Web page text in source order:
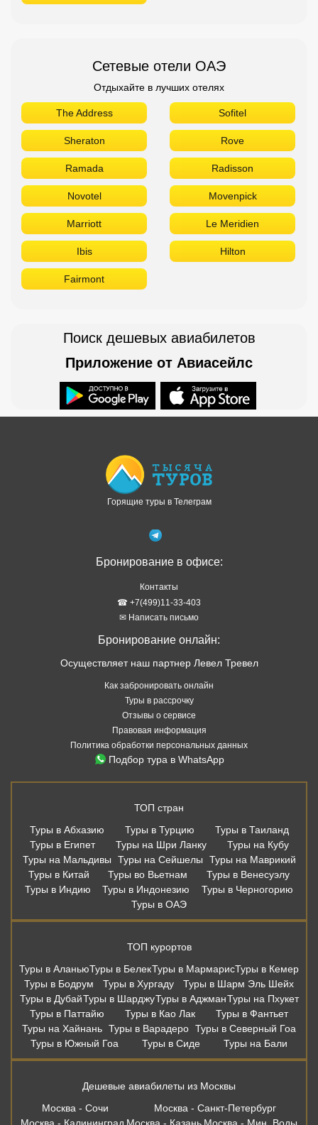
Сетевые отели ОАЭ
Отдыхайте в лучших отелях
The Address Sofitel
Sheraton Rove
Ramada Radisson
Novotel Movenpick
Marriott Le Meridien
Ibis Hilton
Fairmont
Поиск дешевых авиабилетов
Приложение от Авиасейлс
Горящие туры в Телеграм
Бронирование в офисе:
Контакты
☎ +7(499)11-33-403
✉ Написать письмо
Бронирование онлайн:
Осуществляет наш партнер Левел Тревел
Как забронировать онлайн
Туры в рассрочку
Отзывы о сервисе
Правовая информация
Политика обработки персональных данных
Подбор тура в WhatsApp
ТОП стран
Туры в Абхазию
Туры в Турцию
Туры в Таиланд
Туры в Египет
Туры на Шри Ланку
Туры на Кубу
Туры на Мальдивы
Туры на Сейшелы
Туры на Маврикий
Туры в Китай
Туры во Вьетнам
Туры в Венесуэлу
Туры в Индию
Туры в Индонезию
Туры в Черногорию
Туры в ОАЭ
ТОП курортов
Туры в АланьюТуры в БелекТуры в МармарисТуры в Кемер
Туры в Бодрум
Туры в Хургаду
Туры в Шарм Эль Шейх
Туры в ДубайТуры в ШарджуТуры в АджманТуры на Пхукет
Туры в Паттайю
Туры в Као Лак
Туры в Фантьет
Туры на Хайнань Туры в Варадеро Туры в Северный Гоа
Туры в Южный Гоа
Туры в Сиде Туры на Бали
Дешевые авиабилеты из Москвы
Москва - Сочи
Москва - Санкт-Петербург
Москва - Калининград Москва - Казань Москва - Мин. Воды